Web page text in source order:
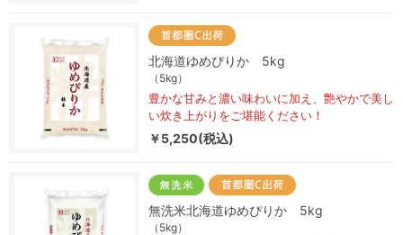
北海道ゆめぴりか 5kg
（5kg）
豊かな甘みと濃い味わいに加え、艶やかで美し
い炊き上がりをご堪能ください！
￥5,250(税込)
無洗米北海道ゆめぴりか 5kg
（5kg）